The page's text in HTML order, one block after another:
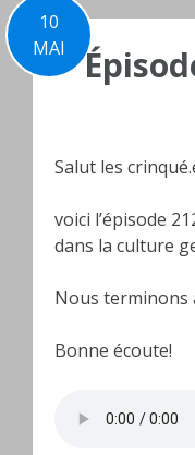
10
MAI
Salut les
voici l’épisode
dans la culture
Nous terminons
Bonne écoute!